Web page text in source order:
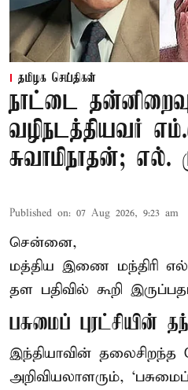
தமிழக செய்திகள்
நாட்டை
வழிநடத்தியவர்
சுவாமிநாதன்; எல்.
Published on: 07 Aug 2026, 9:23 am
சென்னை,
மத்திய இணை மந்திரி
தள பதிவில் கூறி
பசுமைப் புரட்சியின்
இந்தியாவின்
அறிவியலாளரும்,